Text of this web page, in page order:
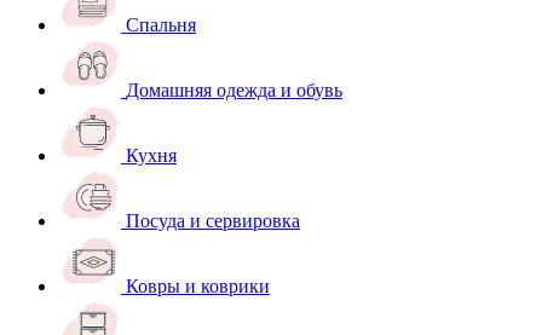
Спальня
Домашняя одежда и обувь
Кухня
Посуда и сервировка
Ковры и коврики